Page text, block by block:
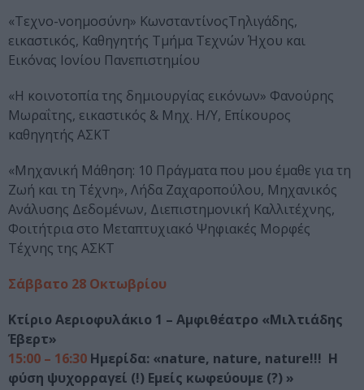
«Τεχνο-νοημοσύνη» ΚωνσταντίνοςΤηλιγάδης,
εικαστικός, Καθηγητής Τμήμα Τεχνών Ήχου και
Εικόνας Ιονίου Πανεπιστημίου
«H κοινοτοπία της δημιουργίας εικόνων» Φανούρης
Μωραΐτης, εικαστικός & Μηχ. Η/Υ, Επίκουρος
καθηγητής ΑΣΚΤ
«Μηχανική Μάθηση: 10 Πράγματα που μου έμαθε για τη
Ζωή και τη Τέχνη», Λήδα Ζαχαροπούλου, Μηχανικός
Ανάλυσης Δεδομένων, Διεπιστημονική Καλλιτέχνης,
Φοιτήτρια στο Μεταπτυχιακό Ψηφιακές Μορφές
Τέχνης της ΑΣΚΤ
Σάββατο 28 Οκτωβρίου
Κτίριο Αεριοφυλάκιο 1 – Αμφιθέατρο «Μιλτιάδης
Έβερτ»
15:00 – 16:30 Ημερίδα: «nature, nature, nature!!! Η
φύση ψυχορραγεί (!) Εμείς κωφεύουμε (?) »